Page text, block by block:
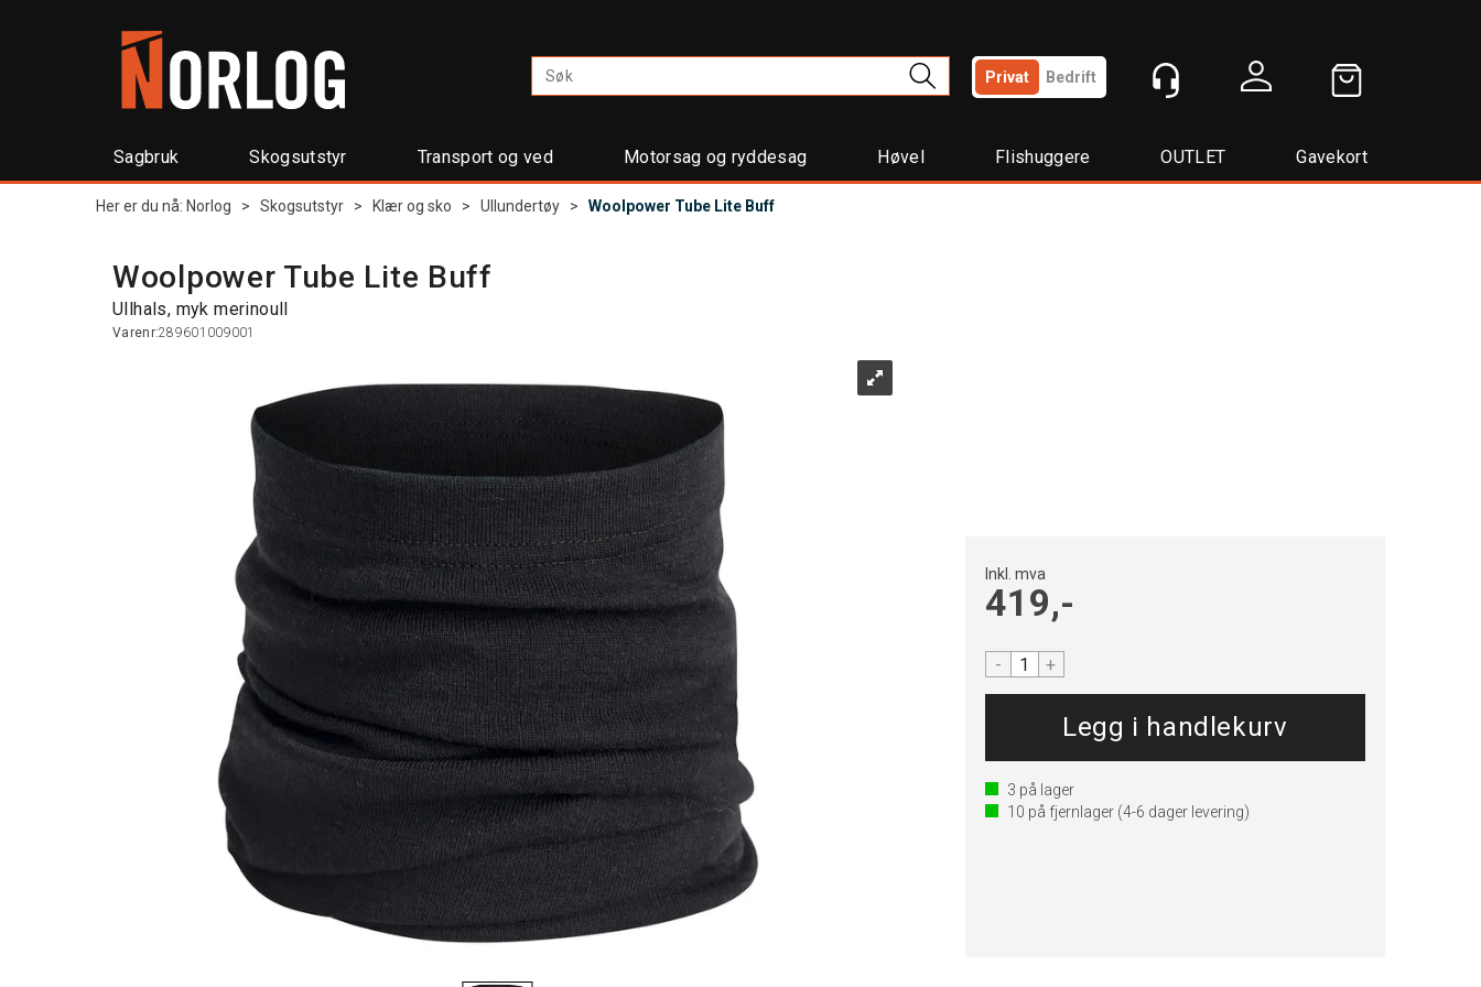
Privat Bedrift
Sagbruk Skogsutstyr Transport og ved Motorsag og ryddesag Høvel Flishuggere OUTLET Gavekort
Her er du nå: Norlog > Skogsutstyr > Klær og sko > Ullundertøy > Woolpower Tube Lite Buff
Woolpower Tube Lite Buff
Ullhals, myk merinoull
Varenr:289601009001
Inkl. mva
419,-
- +
3 på lager
10 på fjernlager(4-6 dager levering)